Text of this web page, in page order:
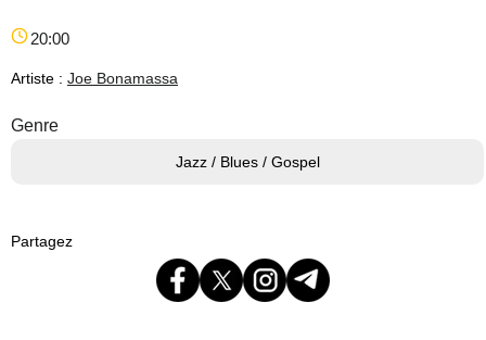
20:00
Artiste : Joe Bonamassa
Genre
Jazz / Blues / Gospel
Partagez